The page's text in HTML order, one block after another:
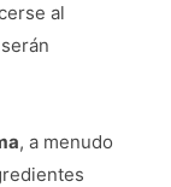
al
, a menudo